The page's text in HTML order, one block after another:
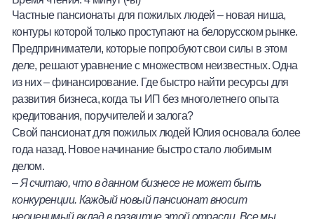
Халва
Онлайн-обменник
Премиальный сервис Prime Line
Мобильный банк MOBY
Потребительский кредит
Карта КАКТУС
Частные пансионаты для пожилых людей – новая ниша,
контуры которой только проступают на белорусском рынке.
Предприниматели, которые попробуют свои силы в этом
деле, решают уравнение с множеством неизвестных. Одна
из них – финансирование. Где быстро найти ресурсы для
развития бизнеса, когда ты ИП без многолетнего опыта
кредитования, поручителей и залога?
Свой пансионат для пожилых людей Юлия основала более
года назад. Новое начинание быстро стало любимым
делом.
–Я считаю, что в данном бизнесе не может быть
конкуренции. Каждый новый пансионат вносит
неоценимый вклад в развитие этой отрасли. Все мы